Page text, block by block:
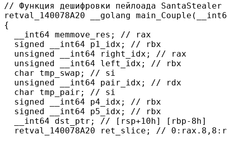
// Функция дешифровки пейлоада SantaStealer
retval_140078A20 __golang
{
  __int64 memmove_res; // rax
  signed __int64 p1_idx; // rbx
  unsigned __int64 right_idx; // rax
  unsigned __int64 left_idx; // rbx
  char tmp_swap; // si
  unsigned __int64 pair_idx; // rdx
  char tmp_pair; // si
  signed __int64 p4_idx; // rbx
  signed __int64 p5_idx; // rbx
  __int64 dst_ptr; // [rsp+10h] [rbp-8h]
retval_140078A20 ret_slice; //